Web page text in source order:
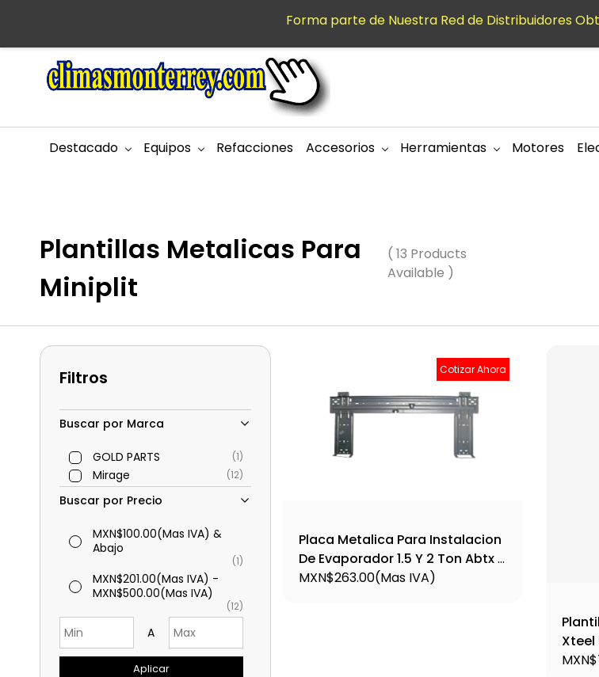
principal
Destacado Equipos Refacciones Accesorios Herramientas Motores
Plantillas Metalicas Para
Miniplit
( 13 Products
Available )
Filtros
Buscar por Marca
GOLD PARTS (1)
Mirage (12)
Buscar por Precio
MXN$100.00(Mas IVA) &
Abajo
(1)
MXN$201.00(Mas IVA) -
MXN$500.00(Mas IVA)
(12)
A
Aplicar
Cotizar Ahora
Placa Metalica Para Instalacion
De Evaporador 1.5 Y 2 Ton Abtx 2
- 12222000000026
MXN$263.00(Mas IVA)
Xteel
Forma parte de Nuestra Red de Distribuidores